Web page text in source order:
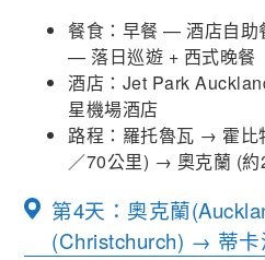
餐食：早餐 — 酒店自
— 落日巡遊 + 西式晚餐
酒店：Jet Park
星機場酒店
路程：羅托魯瓦 → 霍比
／70公里) → 奧克蘭 (約
第4天：奧克蘭
(Christchurch) → 蒂卡